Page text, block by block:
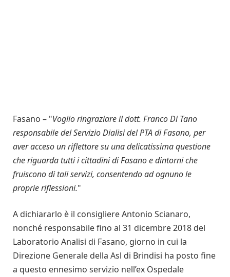
Fasano – "Voglio ringraziare il dott. Franco Di Tano
responsabile del Servizio Dialisi del PTA di Fasano, per
aver acceso un riflettore su una delicatissima questione
che riguarda tutti i cittadini di Fasano e dintorni che
fruiscono di tali servizi, consentendo ad ognuno le
proprie riflessioni."
A dichiararlo è il consigliere Antonio Scianaro,
nonché responsabile fino al 31 dicembre 2018 del
Laboratorio Analisi di Fasano, giorno in cui la
Direzione Generale della Asl di Brindisi ha posto fine
a questo ennesimo servizio nell’ex Ospedale